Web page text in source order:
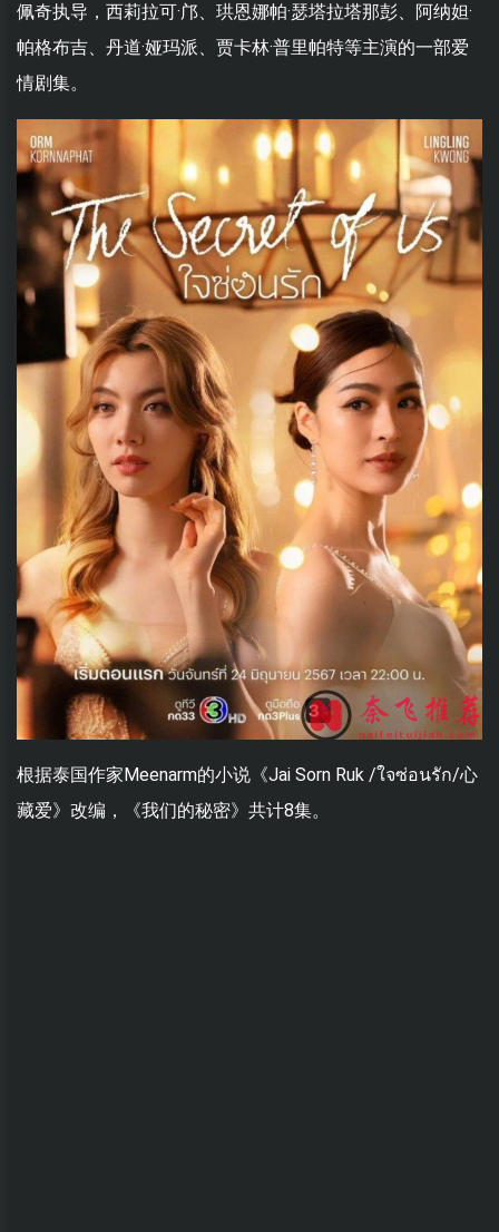
佩奇执导，西莉拉可·邝、珙恩娜帕·瑟塔拉塔那彭、阿纳妲·
帕格布吉、丹道·娅玛派、贾卡林·普里帕特等主演的一部爱
情剧集。
根据泰国作家Meenarm的小说《Jai Sorn Ruk /ใจซ่อนรัก/心
藏爱》改编，《我们的秘密》共计8集。